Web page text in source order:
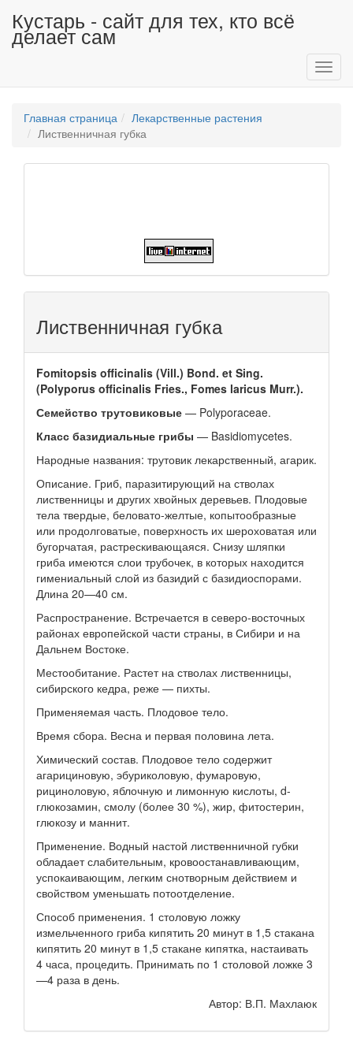
Кустарь - сайт для тех, кто всё
делает сам
Главная страница
Лекарственные растения
Лиственничная губка
Лиственничная губка
Fomitopsis officinalis (Vill.) Bond. et Sing.
(Polyporus officinalis Fries., Fomes laricus Murr.).
Семейство трутовиковые — Polyporaceae.
Класс базидиальные грибы — Basidiomycetes.
Народные названия: трутовик лекарственный, агарик.
Описание. Гриб, паразитирующий на стволах
лиственницы и других хвойных деревьев. Плодовые
тела твердые, беловато-желтые, копытообразные
или продолговатые, поверхность их шероховатая или
бугорчатая, растрескивающаяся. Снизу шляпки
гриба имеются слои трубочек, в которых находится
гимениальный слой из базидий с базидиоспорами.
Длина 20—40 см.
Распространение. Встречается в северо-восточных
районах европейской части страны, в Сибири и на
Дальнем Востоке.
Местообитание. Растет на стволах лиственницы,
сибирского кедра, реже — пихты.
Применяемая часть. Плодовое тело.
Время сбора. Весна и первая половина лета.
Химический состав. Плодовое тело содержит
агарициновую, эбуриколовую, фумаровую,
рициноловую, яблочную и лимонную кислоты, d-
глюкозамин, смолу (более 30 %), жир, фитостерин,
глюкозу и маннит.
Применение. Водный настой лиственничной губки
обладает слабительным, кровоостанавливающим,
успокаивающим, легким снотворным действием и
свойством уменьшать потоотделение.
Способ применения. 1 столовую ложку
измельченного гриба кипятить 20 минут в 1,5 стакана
кипятить 20 минут в 1,5 стакане кипятка, настаивать
4 часа, процедить. Принимать по 1 столовой ложке 3
—4 раза в день.
Автор: В.П. Махлаюк